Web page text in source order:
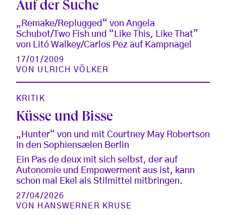
Auf der Suche
„Remake/Replugged“ von Angela
Schubot/Two Fish und “Like This, Like That”
von Litó Walkey/Carlos Pez auf Kampnagel
17/01/2009
VON ULRICH VÖLKER
KRITIK
Küsse und Bisse
„Hunter“ von und mit Courtney May Robertson
in den Sophiensælen Berlin
Ein Pas de deux mit sich selbst, der auf
Autonomie und Empowerment aus ist, kann
schon mal Ekel als Stilmittel mitbringen.
27/04/2026
VON
HANSWERNER KRUSE